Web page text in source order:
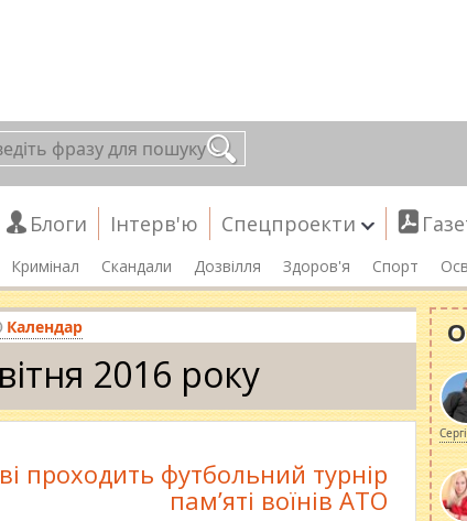
Блоги Інтерв'ю Спецпроекти
Кримінал Скандали Дозвілля Здоров'я Спорт
Календар
2016 року
проходить футбольний турнір
пам’яті воїнів АТО